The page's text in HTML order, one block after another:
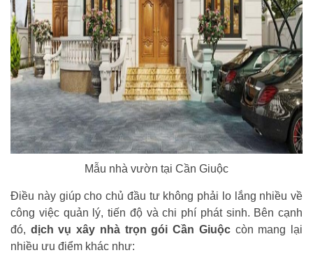
Mẫu nhà vườn tại Cần Giuộc
Điều này giúp cho chủ đầu tư không phải lo lắng nhiều về
công việc quản lý, tiến độ và chi phí phát sinh. Bên cạnh
đó, dịch vụ xây nhà trọn gói Cần Giuộccòn mang lại
nhiều ưu điểm khác như: